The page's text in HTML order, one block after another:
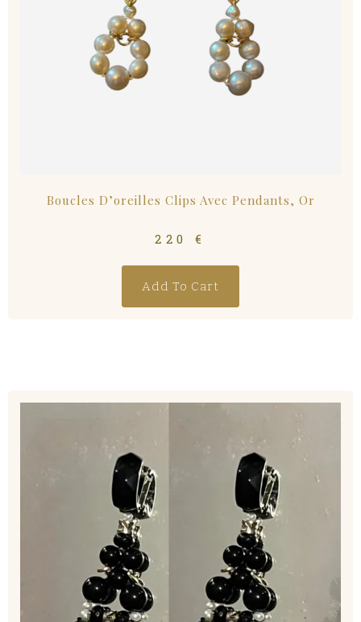
Boucles D’oreilles Clips Avec Pendants, Or
220€
Add To Cart